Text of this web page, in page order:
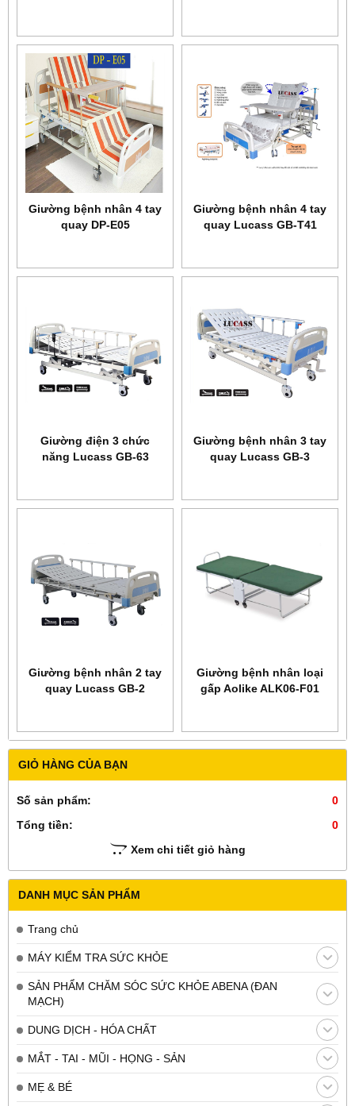
GIỎ HÀNG CỦA BẠN
Số sản phẩm:
0
Tổng tiền:
0
Xem chi tiết giỏ hàng
DANH MỤC SẢN PHẨM
Trang chủ
MÁY KIỂM TRA SỨC KHỎE
SẢN PHẨM CHĂM SÓC SỨC KHỎE ABENA (ĐAN
MẠCH)
DUNG DỊCH - HÓA CHẤT
MẮT - TAI - MŨI - HỌNG - SẢN
MẸ & BÉ
Giường bệnh nhân 4 tay
quay DP-E05
Giường bệnh nhân 4 tay
quay Lucass GB-T41
Giường điện 3 chức
năng Lucass GB-63
Giường bệnh nhân 3 tay
quay Lucass GB-3
Giường bệnh nhân 2 tay
quay Lucass GB-2
Giường bệnh nhân loại
gấp Aolike ALK06-F01